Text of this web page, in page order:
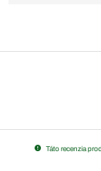
Táto recenzia